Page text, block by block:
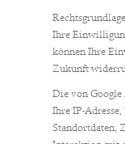
Ihre
können Ihre
Zukunft
Die von
Ihre IP-
Standortdaten,